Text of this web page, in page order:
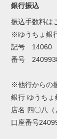
銀行振込
振込手数料は
※ゆうちょ銀
記号 14060
番号
※他行からの
銀行 ゆうち
店名 四〇八（
口座番号